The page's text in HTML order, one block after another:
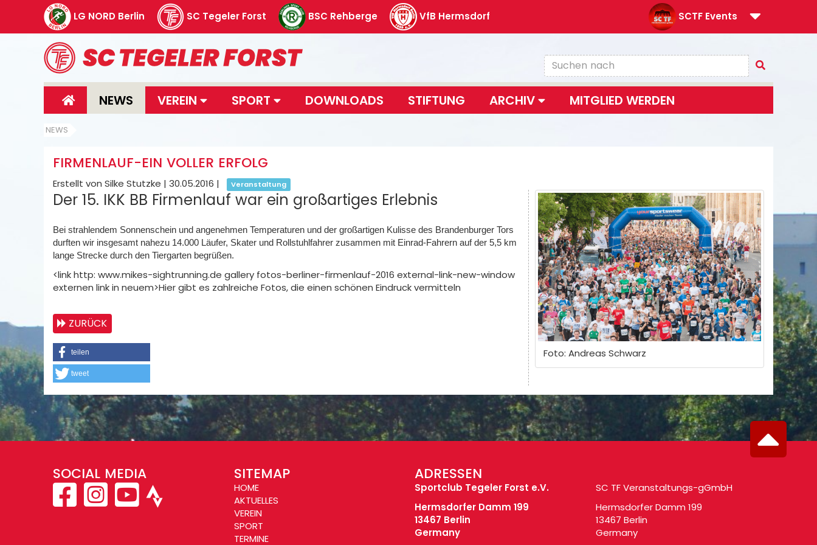
LG NORD Berlin SC Tegeler Forst BSC Rehberge VfB Hermsdorf SCTF Events
NEWS VEREIN SPORT DOWNLOADS STIFTUNG ARCHIV MITGLIED WERDEN
NEWS
FIRMENLAUF-EIN VOLLER ERFOLG
Erstellt von Silke Stutzke | 30.05.2016 | Veranstaltung
Der 15. IKK BB Firmenlauf war ein großartiges Erlebnis
Bei strahlendem Sonnenschein und angenehmen Temperaturen und der großartigen Kulisse des Brandenburger Tors
durften wir insgesamt nahezu 14.000 Läufer, Skater und Rollstuhlfahrer zusammen mit Einrad-Fahrern auf der 5,5 km
lange Strecke durch den Tiergarten begrüßen.
<link http: www.mikes-sightrunning.de gallery fotos-berliner-firmenlauf-2016 external-link-new-window
externen link in neuem>Hier gibt es zahlreiche Fotos, die einen schönen Eindruck vermitteln
ZURÜCK
teilen
tweet
Foto: Andreas Schwarz
SOCIAL MEDIA SITEMAP
HOME
AKTUELLES
VEREIN
SPORT
TERMINE
ADRESSEN
Sportclub Tegeler Forst e.V.
Hermsdorfer Damm 199
13467 Berlin
Germany
SC TF Veranstaltungs-gGmbH
Hermsdorfer Damm 199
13467 Berlin
Germany